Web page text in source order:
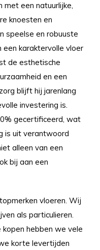
met een natuurlijke,
knoesten en
speelse en robuuste
karaktervolle vloer
de esthetische
en een
blijft hij jarenlang
investering is.
gecertificeerd, wat
is uit verantwoord
alleen van een
bij aan een
vloeren. Wij
als particulieren.
hebben we vele
korte levertijden